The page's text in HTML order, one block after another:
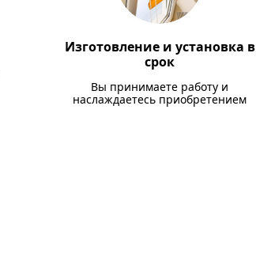
Изготовление и установка в
срок
Вы принимаете работу и
наслаждаетесь приобретением